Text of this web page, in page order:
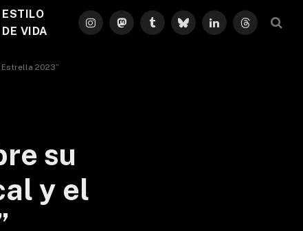
ESTILO
DE VIDA
InstagramMastodonTumblrBlueskyLinkedInThreads
2023”
su
y el